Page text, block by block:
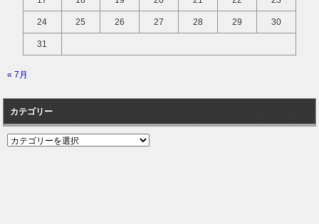
24 25 26 27 28 29 30
31
« 7月
カテゴリー
カ